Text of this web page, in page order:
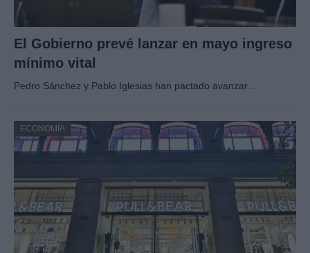
El Gobierno prevé lanzar en mayo ingreso
mínimo vital
Pedro Sánchez y Pablo Iglesias han pactado avanzar…
ECONOMÍA